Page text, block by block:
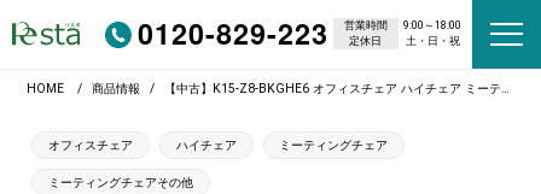
0120-829-223 営業時間
9:00～18:00
定休日
土・日・祝
HOME 商品情報 【中古】K15-Z8-BKGHE6 オフィスチェア ハイチェア ミーティングチェアその他 ブラック
オフィスチェア ハイチェア ミーティングチェア
ミーティングチェアその他